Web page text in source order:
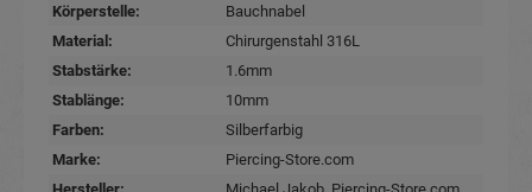
Körperstelle:
Bauchnabel
Material:
Chirurgenstahl 316L
Stabstärke:
1.6mm
Stablänge:
10mm
Farben:
Silberfarbig
Marke:
Piercing-Store.com